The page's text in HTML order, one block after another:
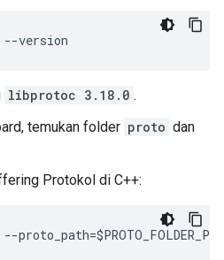
version
libprotoc 3.18.0 .
temukan folder proto dan
Protokol di C++: